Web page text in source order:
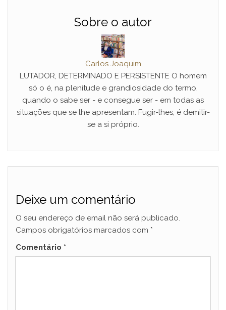
Sobre o autor
Carlos Joaquim
LUTADOR, DETERMINADO E PERSISTENTE O homem
só o é, na plenitude e grandiosidade do termo,
quando o sabe ser - e consegue ser - em todas as
situações que se lhe apresentam. Fugir-lhes, é demitir-
se a si próprio.
Deixe um comentário
O seu endereço de email não será publicado.
Campos obrigatórios marcados com *
Comentário *